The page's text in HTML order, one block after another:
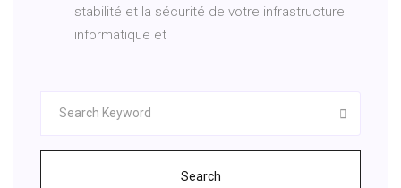
stabilité et la sécurité de votre infrastructure
informatique et
Search